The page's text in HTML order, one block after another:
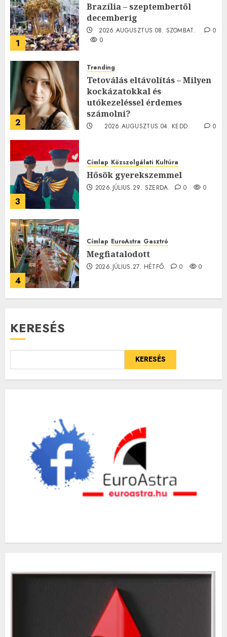
1
Brazília – szeptembertől
decemberig
2026.AUGUSZTUS.08. SZOMBAT.
0
0
2
Trending
Tetoválás eltávolítás – Milyen
kockázatokkal és
utókezeléssel érdemes
számolni?
2026.AUGUSZTUS.04. KEDD.
0
3
Címlap Közszolgálati Kultúra
Hősök gyerekszemmel
2026.JÚLIUS.29. SZERDA. 0 0
4
Címlap EuroAstra Gasztró
Megfiatalodott
2026.JÚLIUS.27. HÉTFŐ. 0 0
KERESÉS
KERESÉS